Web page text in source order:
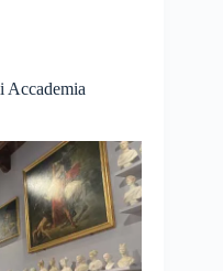
Accademia